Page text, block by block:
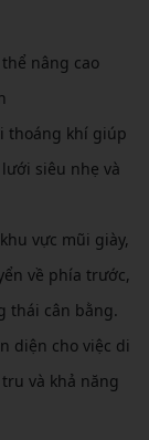
nâng cao
thoáng khí giúp
siêu nhẹ và
vực mũi giày,
về phía trước,
thái cân bằng.
diện cho việc di
và khả năng